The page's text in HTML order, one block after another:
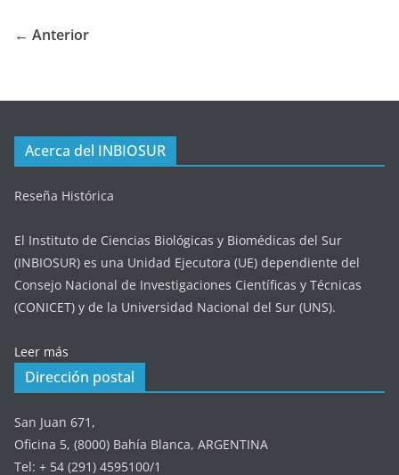
← Anterior
Acerca del INBIOSUR
Reseña Histórica
El Instituto de Ciencias Biológicas y Biomédicas del Sur
(INBIOSUR) es una Unidad Ejecutora (UE) dependiente del
Consejo Nacional de Investigaciones Científicas y Técnicas
(CONICET) y de la Universidad Nacional del Sur (UNS).
Leer más
Dirección postal
San Juan 671,
Oficina 5, (8000) Bahía Blanca, ARGENTINA
Tel: + 54 (291) 4595100/1